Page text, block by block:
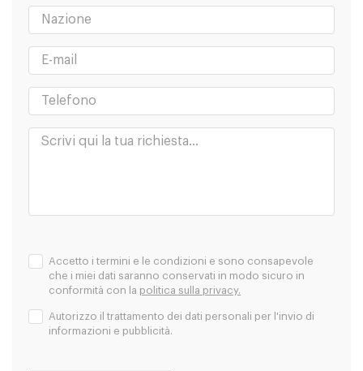
Accetto i termini e le condizioni e sono consapevole
che i miei dati saranno conservati in modo sicuro in
conformità con la politica sulla privacy.
Autorizzo il trattamento dei dati personali per l'invio di
informazioni e pubblicità.